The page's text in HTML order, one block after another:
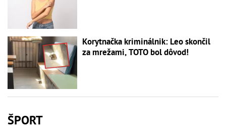
Korytnačka kriminálnik: Leo skončil
za mrežami, TOTO bol dôvod!
ŠPORT